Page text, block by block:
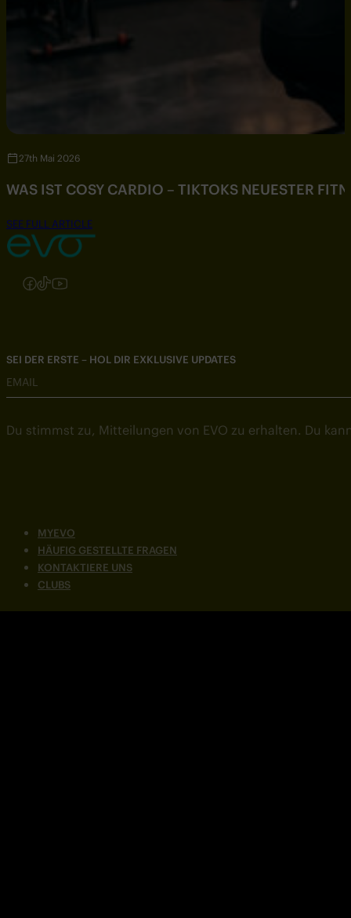
27th Mai 2026
WAS IST COSY CARDIO – TIKTOKS NEUESTER
SEE FULL ARTICLE
Folgen Sie uns auf Instagram
Folgen Sie uns auf Facebook
Folgen Sie uns auf TikTok
Folgen Sie uns auf YouTube
MYEVO
HÄUFIG GESTELLTE FRAGEN
KONTAKTIERE UNS
CLUBS
SEI DER ERSTE – HOL DIR EXKLUSIVE UPDATES
EMAIL
Du stimmst zu, Mitteilungen von EVO zu erhalten. Du